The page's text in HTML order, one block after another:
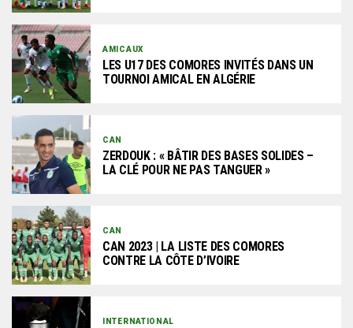
AMICAUX
LES U17 DES COMORES INVITÉS DANS UN
TOURNOI AMICAL EN ALGÉRIE
CAN
ZERDOUK : « BÂTIR DES BASES SOLIDES –
LA CLÉ POUR NE PAS TANGUER »
CAN
CAN 2023 | LA LISTE DES COMORES
CONTRE LA CÔTE D’IVOIRE
INTERNATIONAL